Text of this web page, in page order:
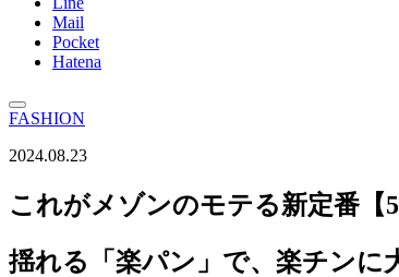
Mail
Pocket
Hatena
FASHION
2024.08.23
これがメゾンのモテる新定番【5
揺れる「楽パン」で、楽チンに